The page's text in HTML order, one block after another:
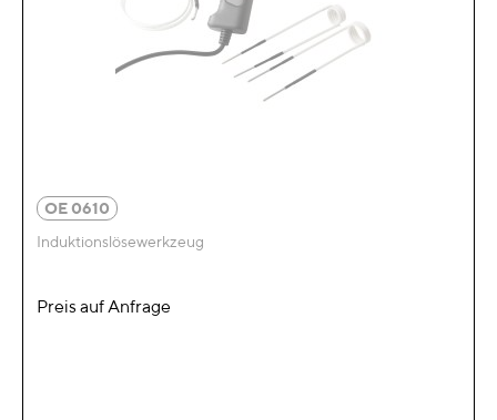
OE 0610
Induktionslösewerkzeug
Preis auf Anfrage